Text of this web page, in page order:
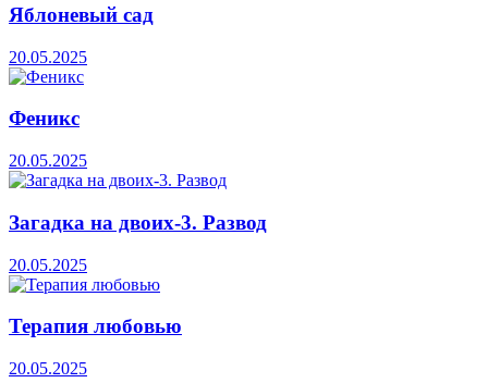
Яблоневый сад
20.05.2025
Феникс
20.05.2025
Загадка на двоих-3. Развод
20.05.2025
Терапия любовью
20.05.2025